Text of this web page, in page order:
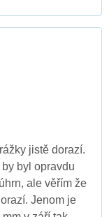
jistě dorazí.
byl opravdu
ale věřím že
Jenom je